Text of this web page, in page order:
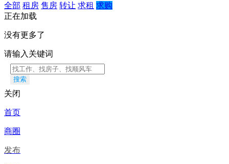
全部 租房 售房 转让 求租 求购
正在加载
没有更多了
请输入关键词
搜索
关闭
首页
商圈
发布